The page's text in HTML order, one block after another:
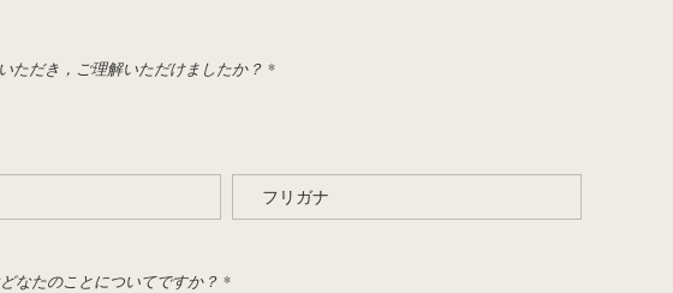
ただき，ご理解いただけましたか？ *
なたのことについてですか？ *